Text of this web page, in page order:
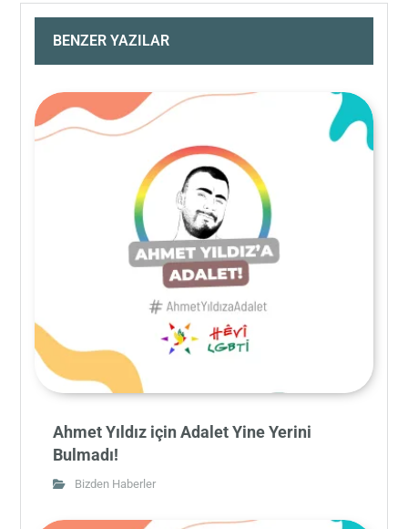
BENZER YAZILAR
Ahmet Yıldız için Adalet Yine Yerini
Bulmadı!
Bizden Haberler